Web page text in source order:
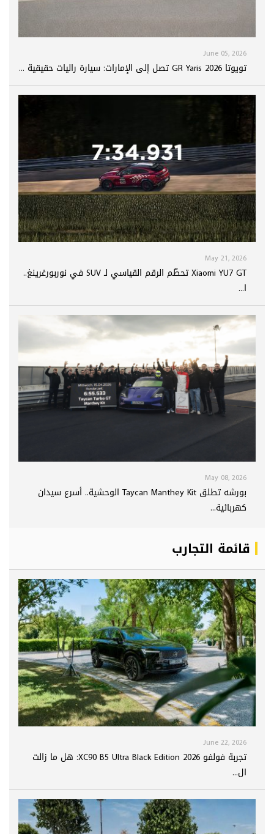
June 05, 2026
تويوتا GR Yaris 2026 تصل إلى الإمارات: سيارة راليات حقيقية ...
May 21, 2026
Xiaomi YU7 GT تحطّم الرقم القياسي لـ SUV في نوربورغرينغ..
ا...
May 08, 2026
بورشه تطلق Taycan Manthey Kit الوحشية.. أسرع سيدان
كهربائية...
قائمة التجارب
June 22, 2026
تجربة فولفو XC90 B5 Ultra Black Edition 2026: هل ما زالت
ال...